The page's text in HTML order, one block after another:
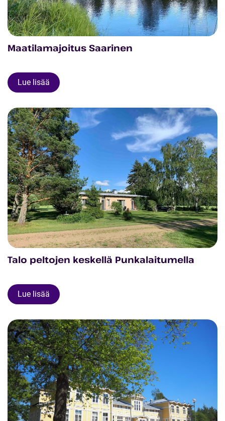
Maatilamajoitus Saarinen
Lue lisää
Talo peltojen keskellä Punkalaitumella
Lue lisää